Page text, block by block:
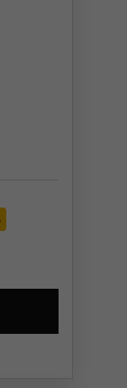
VAC 20 S